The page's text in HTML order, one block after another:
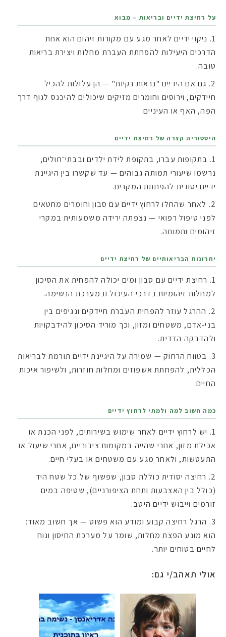
על רחיצת ידיים ובריאות – מבוא
ניקוי ידיים לאחר מגע עם מקורות זיהום הוא אחת
הדרכים היעילות להפחתת העברת מחלות ויצירת בריאות
טובה.
גם אם הידיים "נראות נקיות" — הן עלולות להכיל
חיידקים, וירוסים וחומרים מזיקים שיכולים להיכנס לגוף דרך
הפה, האף או העיניים.
היסטוריה קצרה של רחיצת ידיים
בתקופות עברו, בתקופת לידת ילדים ובבתי־חולים,
נרשמו שיעורי תמותה גבוהים — עד שקשרו בין היגיינת
ידיים יסודית להפחתת המקרים.
לאחר שהחלו לרחוץ ידיים עם סבון וחומרים מחטאים
לפני טיפול רפואי — נצפתה ירידה משמעותית במקרי
זיהומים ותמותה.
יתרונות הבריאותיים של רחיצת ידיים
רחיצת ידיים עם סבון ומים יכולה להפחית את הסיכון
למחלות זיהומיות בדרכי העיכול ובמערכת הנשימה.
ההרגל עוזר להפחית העברת חיידקים ונגיפים בין
בני-אדם, משטחים ומזון, וכך מוריד הסיכון להידבקויות
ולהדבקה הדדית.
בטווח הרחוק — שמירה על היגיינת ידיים תורמת לבריאות
הכללית, להפחתת אשפוזים ומחלות חוזרות, ולשיפור איכות
החיים.
כמה חשוב למה ולמתי לרחוץ ידיים
יש לרחוץ ידיים לאחר שימוש בשירותים, לפני הכנת או
אכילת מזון, אחרי שהייה במקומות ציבוריים, אחרי שיעול או
התעטשות, ולאחר מגע עם משטחים או בעלי חיים.
רחיצה יסודית כוללת סבון, שפשוף של כל שטח היד
(כולל בין האצבעות ותחת הציפורניים), שטיפה במים
זורמים וייבוש ידיים היטב.
הרגל רחיצה קבוע ומודע הוא פשוט — אך חשוב מאוד:
הוא מונע הפצת מחלות, שומר על מערכת החיסון ונוח
לחיים בטוחים יותר.
אולי תאהב/י גם: